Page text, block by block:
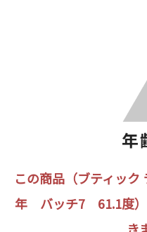
この商品（ブティッ
年 バッチ7 61.1度）